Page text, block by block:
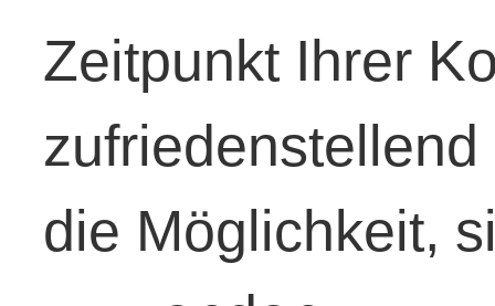
Zeitpunkt Ihrer
die Möglichkeit,